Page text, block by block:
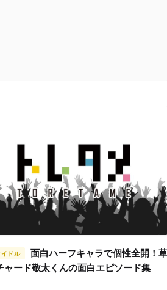
ドル
ャード敬太くんの面白エピソード集